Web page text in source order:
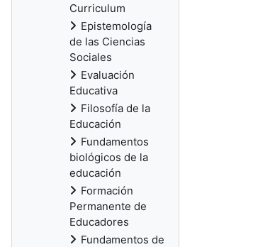
Curriculum
Epistemología
de las Ciencias
Sociales
Evaluación
Educativa
Filosofía de la
Educación
Fundamentos
biológicos de la
educación
Formación
Permanente de
Educadores
Fundamentos de